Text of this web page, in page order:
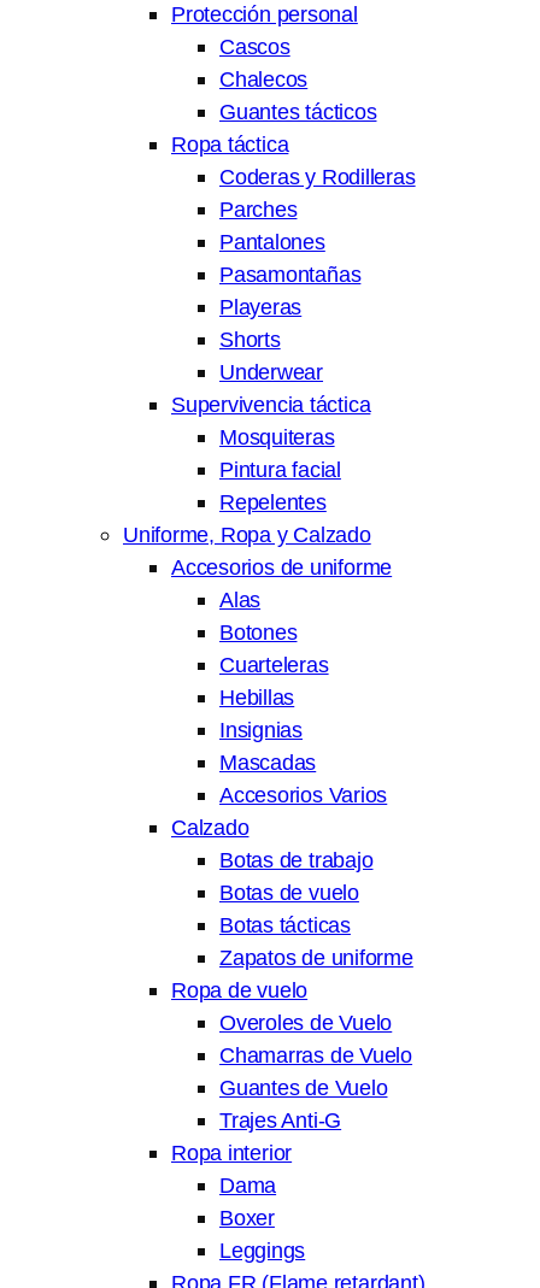
Protección personal
Cascos
Chalecos
Guantes tácticos
Ropa táctica
Coderas y Rodilleras
Parches
Pantalones
Pasamontañas
Playeras
Shorts
Underwear
Supervivencia táctica
Mosquiteras
Pintura facial
Repelentes
Uniforme, Ropa y Calzado
Accesorios de uniforme
Alas
Botones
Cuarteleras
Hebillas
Insignias
Mascadas
Accesorios Varios
Calzado
Botas de trabajo
Botas de vuelo
Botas tácticas
Zapatos de uniforme
Ropa de vuelo
Overoles de Vuelo
Chamarras de Vuelo
Guantes de Vuelo
Trajes Anti-G
Ropa interior
Dama
Boxer
Leggings